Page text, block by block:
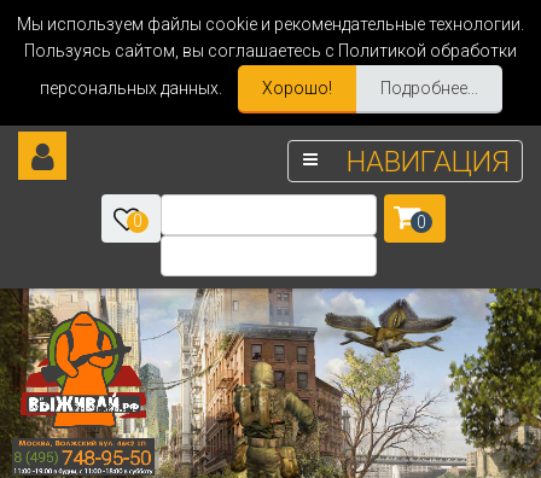
Мы используем файлы cookie и рекомендательные технологии.
Пользуясь сайтом, вы соглашаетесь с Политикой обработки
персональных данных.
Хорошо! Подробнее...
НАВИГАЦИЯ
0 0